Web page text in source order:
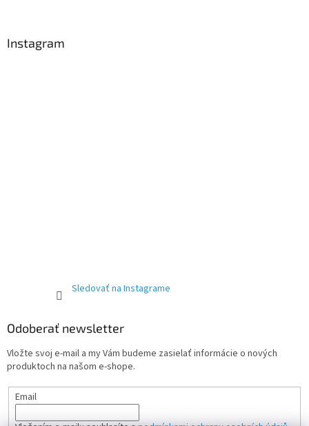
Instagram
Sledovať na Instagrame
Odoberať newsletter
Vložte svoj e-mail a my Vám budeme zasielať informácie o nových
produktoch na našom e-shope.
Email